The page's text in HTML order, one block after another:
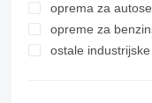
hidrauličke
stacionarni
oprema za
alati za
hidraulične
opreme za
plinske
ostale